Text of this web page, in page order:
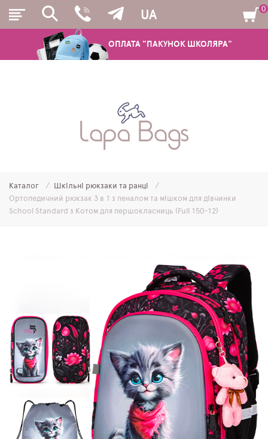
ОПЛАТА "ПАКУНОК ШКОЛЯРА"
UA
ШКІЛЬНІ РЮКЗАКИ ТА РАНЦІ
МОЛОДІЖНІ РЮКЗАКИ
SCHOOL STANDARD
SKYNAME
0
Каталог
Шкільні рюкзаки та ранці
Ортопедичний рюкзак 3 в 1 з пеналом та мішком для дівчинки
School Standard з Котом для першокласниць (Full 150-12)